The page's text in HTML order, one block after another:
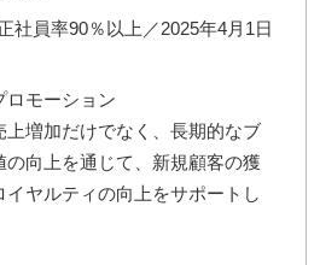
社員率90％以上／2025年4月1日
ロモーション
上増加だけでなく、長期的なブ
の向上を通じて、新規顧客の獲
イヤルティの向上をサポートし